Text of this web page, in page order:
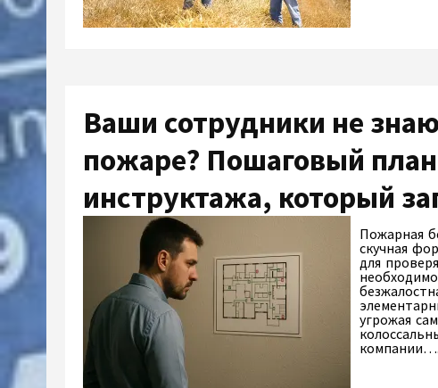
Ваши сотрудники не
пожаре? Пошаговый
инструктажа, который
Пожарная
скучная
для
угрожая
компании….